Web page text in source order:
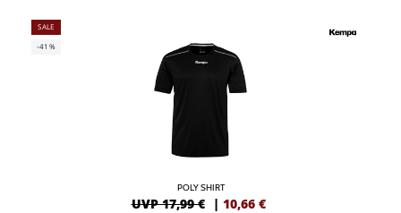
SALE
-41%
POLY SHIRT
UVP 17,99 € | 10,66 €